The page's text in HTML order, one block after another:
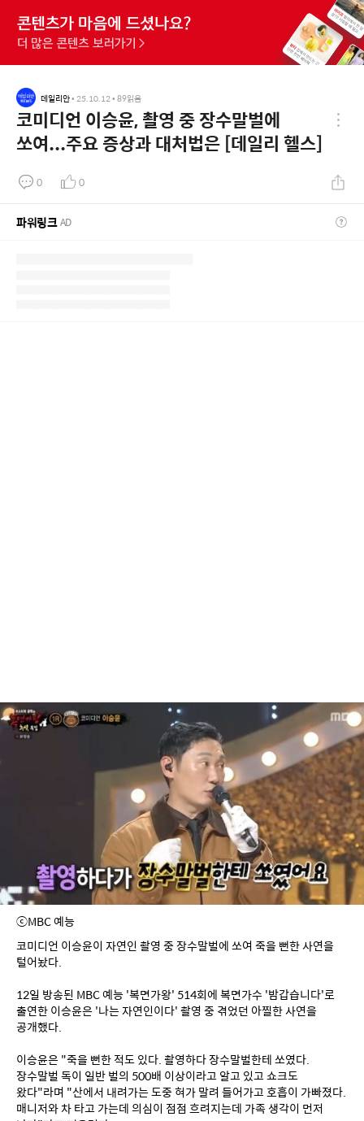
데일리안• 25.10.12 • 89읽음
코미디언 이승윤, 촬영 중 장수말벌에
쏘여...주요 증상과 대처법은 [데일리 헬스]
0 0
파워링크AD
ⓒMBC 예능
코미디언 이승윤이 자연인 촬영 중 장수말벌에 쏘여 죽을 뻔한 사연을
털어놨다.
12일 방송된 MBC 예능 '복면가왕' 514회에 복면가수 '밤갑습니다'로
출연한 이승윤은 '나는 자연인이다' 촬영 중 겪었던 아찔한 사연을
공개했다.
이승윤은 "죽을 뻔한 적도 있다. 촬영하다 장수말벌한테 쏘였다.
장수말벌 독이 일반 벌의 500배 이상이라고 알고 있고 쇼크도
왔다"라며 "산에서 내려가는 도중 혀가 말려 들어가고 호흡이 가빠졌다.
매니저와 차 타고 가는데 의심이 점점 흐려지는데 가족 생각이 먼저